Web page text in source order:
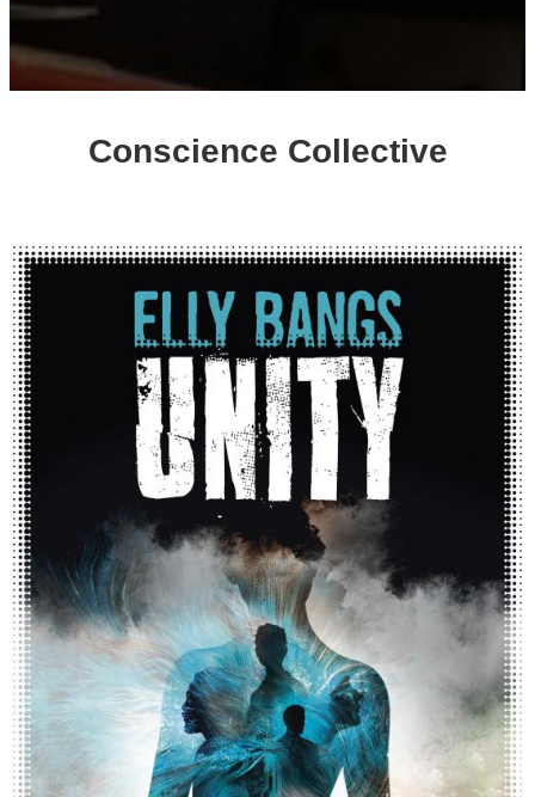
h
r
Conscience Collective